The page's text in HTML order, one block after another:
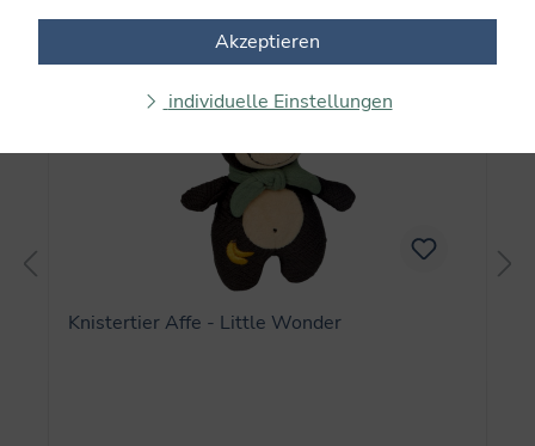
Knistertier Affe - Little Wonder
Akzeptieren
individuelle Einstellungen